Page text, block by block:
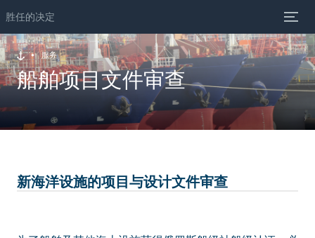
胜任的决定
服务
船舶项目文件审查
新海洋设施的项目与设计文件审查